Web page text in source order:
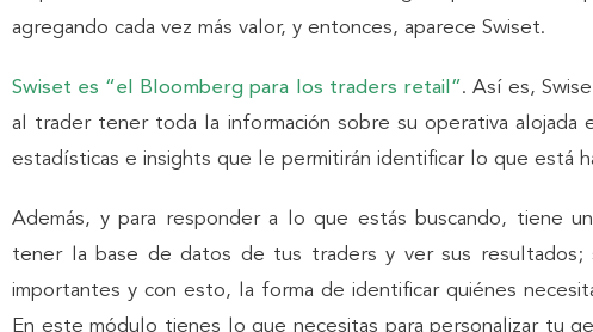
agregando cada vez más valor, y entonces, aparece Swiset.
Swiset es “el Bloomberg para los traders retail”. Así es,
al trader tener toda la información sobre su operativa
estadísticas e insights que le permitirán identificar lo que está
Además, y para responder a lo que estás buscando, tiene
tener la base de datos de tus traders y ver sus resultados;
importantes y con esto, la forma de identificar quiénes
En este módulo tienes lo que necesitas para personalizar tu